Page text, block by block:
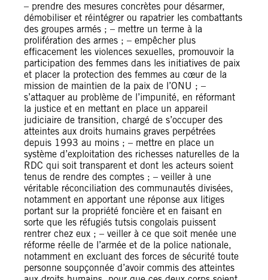
– prendre des mesures concrètes pour désarmer,
démobiliser et réintégrer ou rapatrier les combattants
des groupes armés ; – mettre un terme à la
prolifération des armes ; – empêcher plus
efficacement les violences sexuelles, promouvoir la
participation des femmes dans les initiatives de paix
et placer la protection des femmes au cœur de la
mission de maintien de la paix de l’ONU ; –
s’attaquer au problème de l’impunité, en réformant
la justice et en mettant en place un appareil
judiciaire de transition, chargé de s’occuper des
atteintes aux droits humains graves perpétrées
depuis 1993 au moins ; – mettre en place un
système d’exploitation des richesses naturelles de la
RDC qui soit transparent et dont les acteurs soient
tenus de rendre des comptes ; – veiller à une
véritable réconciliation des communautés divisées,
notamment en apportant une réponse aux litiges
portant sur la propriété foncière et en faisant en
sorte que les réfugiés tutsis congolais puissent
rentrer chez eux ; – veiller à ce que soit menée une
réforme réelle de l’armée et de la police nationale,
notamment en excluant des forces de sécurité toute
personne soupçonnée d’avoir commis des atteintes